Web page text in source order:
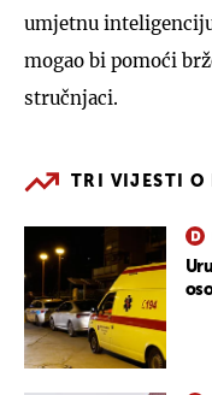
umjetnu
mogao bi pomoći
stručnjaci.
TRI VIJESTI O